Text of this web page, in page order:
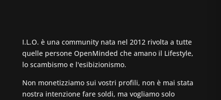
I.L.O. è una community nata nel 2012 rivolta a tutte
quelle persone OpenMinded che amano il Lifestyle,
lo scambismo e l'esibizionismo.
Non monetizziamo sui vostri profili, non è mai stata
nostra intenzione fare soldi, ma vogliamo solo